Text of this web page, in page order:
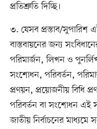
প্রতিশ্রুতি দিচ্ছি।
৩. যেসব প্রস্তাব/সুপারিশ
বাস্তবায়নের জন্য
পরিমার্জন, লিখন ও
সংশোধন, পরিবর্তন,
প্রণয়ন, প্রয়োজনীয় বিধি
পরিবর্তন বা সংশোধন এই
জাতীয় নির্বাচনের